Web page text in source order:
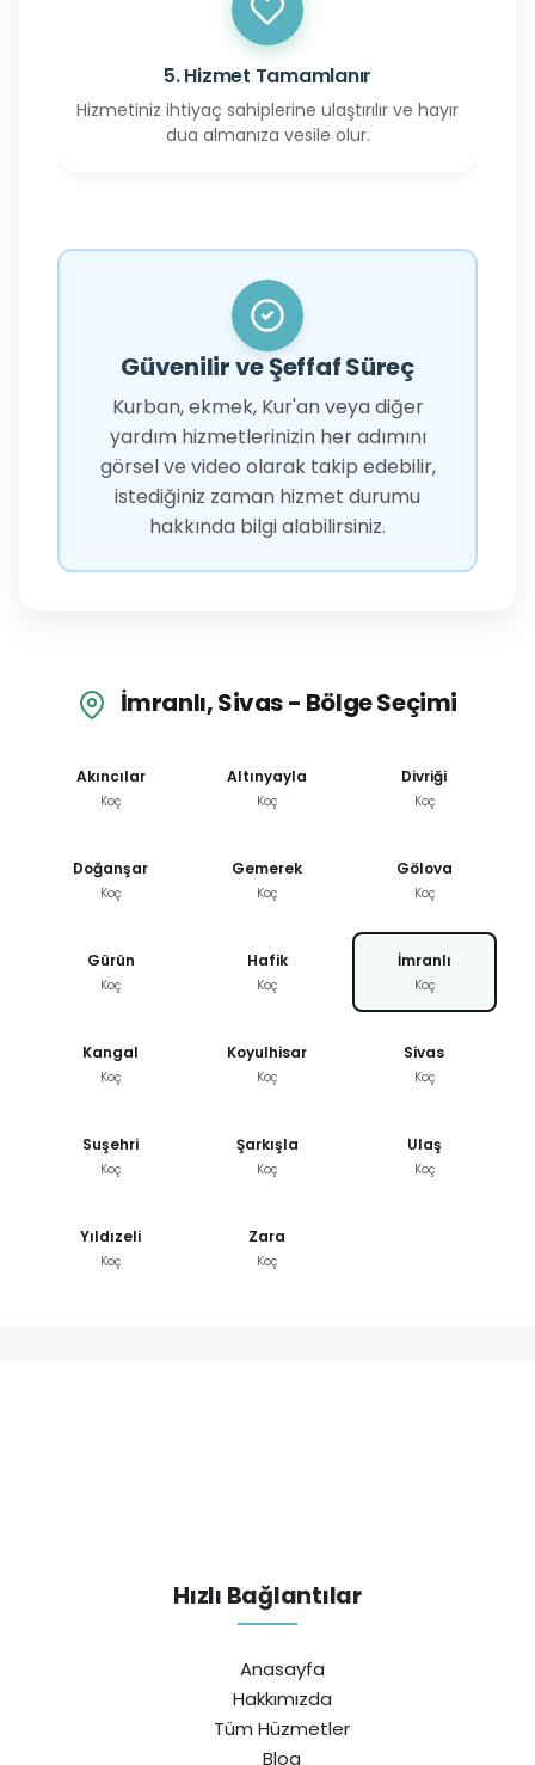
5. Hizmet Tamamlanır
Hizmetiniz ihtiyaç sahiplerine ulaştırılır ve hayır
dua almanıza vesile olur.
Güvenilir ve Şeffaf Süreç
Kurban, ekmek, Kur'an veya diğer
yardım hizmetlerinizin her adımını
görsel ve video olarak takip edebilir,
istediğiniz zaman hizmet durumu
hakkında bilgi alabilirsiniz.
İmranlı, Sivas - Bölge Seçimi
Akıncılar
Koç
Altınyayla
Koç
Divriği
Koç
Doğanşar
Koç
Gemerek
Koç
Gölova
Koç
Gürün
Koç
Hafik
Koç
İmranlı
Koç
Kangal
Koç
Koyulhisar
Koç
Sivas
Koç
Suşehri
Koç
Şarkışla
Koç
Ulaş
Koç
Yıldızeli
Koç
Zara
Koç
Hızlı Bağlantılar
Anasayfa
Hakkımızda
Tüm Hüzmetler
Blog